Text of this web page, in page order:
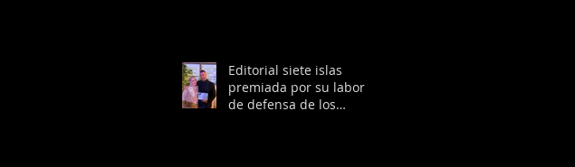
Editorial siete islas
premiada por su labor
de defensa de los